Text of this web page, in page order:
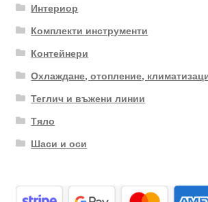
Интериор
Комплекти инструменти
Контейнери
Охлаждане, отопление,
Теглич и въжени линии
Тяло
Шаси и оси